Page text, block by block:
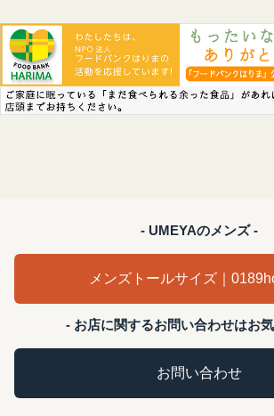
- UMEYAのメンズ -
メンズトールサイズ｜
- お店に関するお問い合わせはお
お問い合わせ